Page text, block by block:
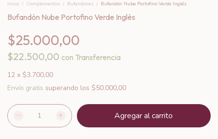
Inicio / Complementos / Bufandones / Bufandón Nube Portofino Verde Inglés
Bufandón Nube Portofino Verde Inglés
$25.000,00
$22.500,00 con Transferencia
12 x $3.700,00
Envío gratis superando los $50.000,00